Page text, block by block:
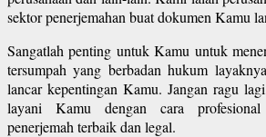
sektor penerjemahan buat dokumen Kamu
Sangatlah penting untuk Kamu untuk
tersumpah yang berbadan hukum
lancar kepentingan Kamu. Jangan ragu
layani Kamu dengan cara profesional
penerjemah terbaik dan legal.